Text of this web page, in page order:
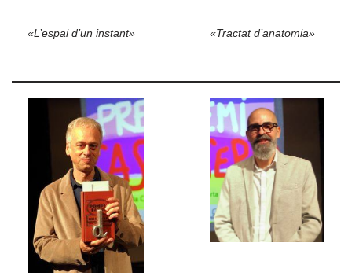
«L’espai d’un instant» «Tractat d’anatomia»